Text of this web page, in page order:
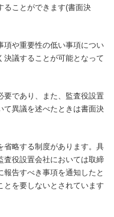
ることができます(書面決
項や重要性の低い事項につい
決議することが可能となって
要であり、また、監査役設置
て異議を述べたときは書面決
省略する制度があります。具
査役設置会社においては取締
告すべき事項を通知したと
とを要しないとされています